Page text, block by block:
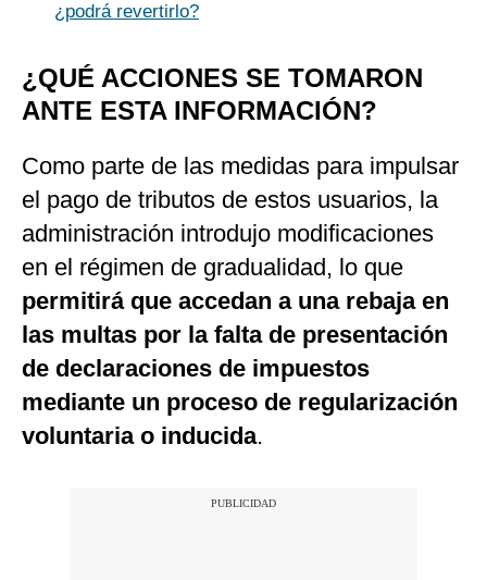
¿podrá revertirlo?
¿QUÉ ACCIONES SE TOMARON
ANTE ESTA INFORMACIÓN?
Como parte de las medidas para impulsar
el pago de tributos de estos usuarios, la
administración introdujo modificaciones
en el régimen de gradualidad, lo que
permitirá que accedan a una rebaja en
las multas por la falta de presentación
de declaraciones de impuestos
mediante un proceso de regularización
voluntaria o inducida.